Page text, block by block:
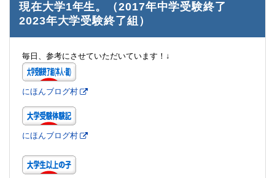
現在大学1年生。（2017年中学受験終了
2023年大学受験終了組）
毎日、参考にさせていただいています！↓
にほんブログ村
にほんブログ村